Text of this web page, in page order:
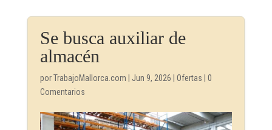
Se busca auxiliar de
almacén
porTrabajoMallorca.com Jun 9, 2026 Ofertas
0
Comentarios